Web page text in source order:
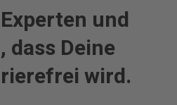
und
dass Deine
wird.